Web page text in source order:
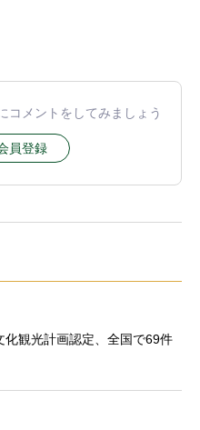
コメントをしてみましょう
員登録
化観光計画認定、全国で69件